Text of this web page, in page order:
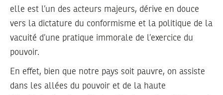
elle est l’un des acteurs majeurs, dérive en douce
vers la dictature du conformisme et la politique de la
vacuité d’une pratique immorale de l’exercice du
pouvoir.
En effet, bien que notre pays soit pauvre, on assiste
dans les allées du pouvoir et de la haute